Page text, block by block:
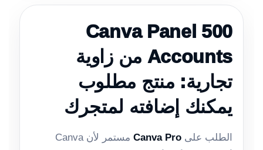
Canva Panel 500
Accounts من زاوية
تجارية: منتج مطلوب
يمكنك إضافته لمتجرك
الطلب على Canva Pro
مستمر لأن Canva